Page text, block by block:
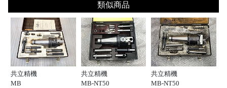
類似商品
共立精機
MB
共立精機
MB-NT50
共立精機
MB-NT50